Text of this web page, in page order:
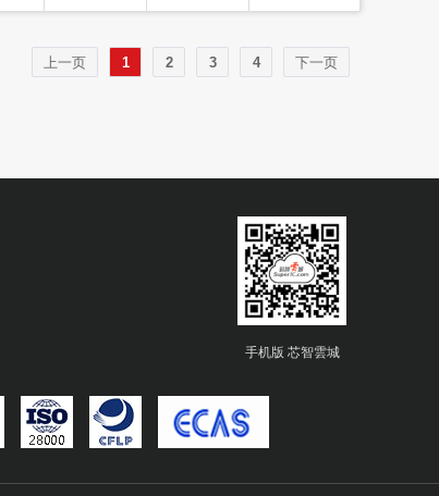
上一页 1 2 3 4 下一页
手机版 芯智雲城